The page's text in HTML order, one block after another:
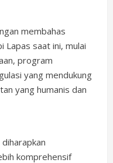
membahas
Lapas saat ini, mulai
program
yang mendukung
yang humanis dan
komprehensif